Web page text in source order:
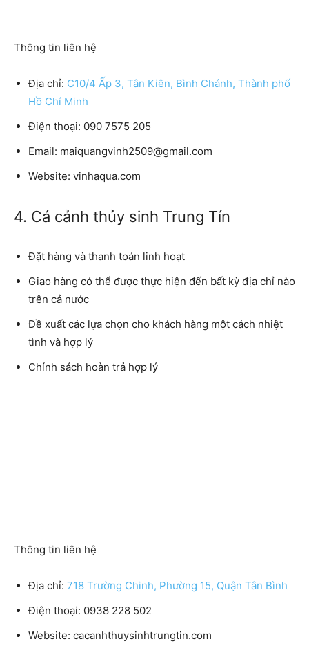
Thông tin liên hệ
Địa chỉ: C10/4 Ấp 3, Tân Kiên, Bình Chánh, Thành phố
Hồ Chí Minh
Điện thoại: 090 7575 205
Email: maiquangvinh2509@gmail.com
Website: vinhaqua.com
4. Cá cảnh thủy sinh Trung Tín
Đặt hàng và thanh toán linh hoạt
Giao hàng có thể được thực hiện đến bất kỳ địa chỉ nào
trên cả nước
Đề xuất các lựa chọn cho khách hàng một cách nhiệt
tình và hợp lý
Chính sách hoàn trả hợp lý
Thông tin liên hệ
Địa chỉ: 718 Trường Chinh, Phường 15, Quận Tân Bình
Điện thoại: 0938 228 502
Website: cacanhthuysinhtrungtin.com